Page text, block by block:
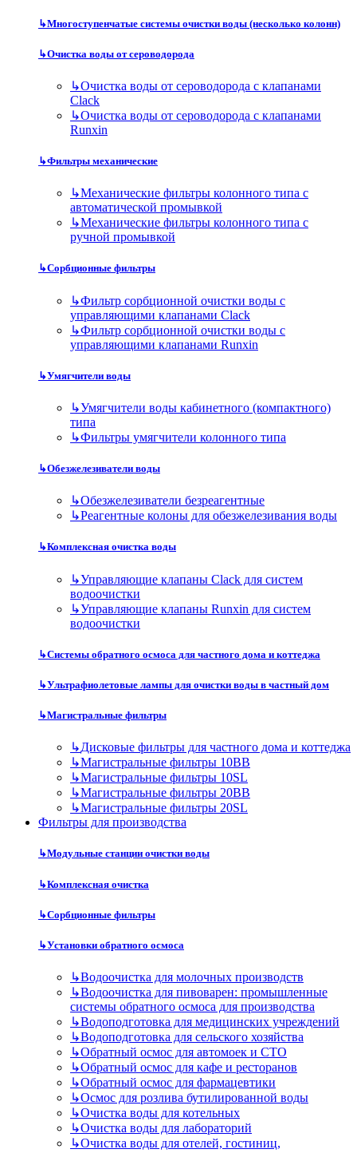
↳Многоступенчатые системы очистки воды (несколько колонн)
↳Очистка воды от сероводорода
↳Очистка воды от сероводорода с клапанами
Clack
↳Очистка воды от сероводорода с клапанами
Runxin
↳Фильтры механические
↳Механические фильтры колонного типа с
автоматической промывкой
↳Механические фильтры колонного типа с
ручной промывкой
↳Сорбционные фильтры
↳Фильтр сорбционной очистки воды с
управляющими клапанами Clack
↳Фильтр сорбционной очистки воды с
управляющими клапанами Runxin
↳Умягчители воды
↳Умягчители воды кабинетного (компактного)
типа
↳Фильтры умягчители колонного типа
↳Обезжелезиватели воды
↳Обезжелезиватели безреагентные
↳Реагентные колоны для обезжелезивания воды
↳Комплексная очистка воды
↳Управляющие клапаны Clack для систем
водоочистки
↳Управляющие клапаны Runxin для систем
водоочистки
↳Системы обратного осмоса для частного дома и коттеджа
↳Ультрафиолетовые лампы для очистки воды в частный дом
↳Магистральные фильтры
↳Дисковые фильтры для частного дома и коттеджа
↳Магистральные фильтры 10BB
↳Магистральные фильтры 10SL
↳Магистральные фильтры 20BB
↳Магистральные фильтры 20SL
Фильтры для производства
↳Модульные станции очистки воды
↳Комплексная очистка
↳Сорбционные фильтры
↳Установки обратного осмоса
↳Водоочистка для молочных производств
↳Водоочистка для пивоварен: промышленные
системы обратного осмоса для производства
↳Водоподготовка для медицинских учреждений
↳Водоподготовка для сельского хозяйства
↳Обратный осмос для автомоек и СТО
↳Обратный осмос для кафе и ресторанов
↳Обратный осмос для фармацевтики
↳Осмос для розлива бутилированной воды
↳Очистка воды для котельных
↳Очистка воды для лабораторий
↳Очистка воды для отелей, гостиниц,